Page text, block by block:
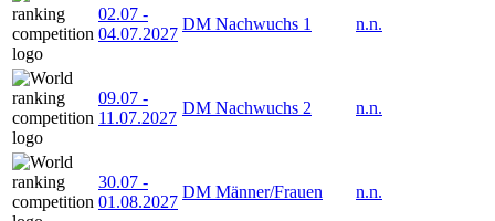
02.07 -
04.07.2027
DM Nachwuchs 1 n.n.
09.07 -
11.07.2027
DM Nachwuchs 2 n.n.
30.07 -
01.08.2027
DM Männer/Frauen n.n.